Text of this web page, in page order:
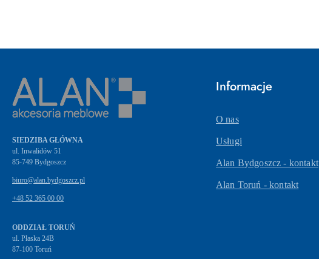
SIEDZIBA GŁÓWNA
ul. Inwalidów 51
biuro@alan.bydgoszcz.pl
+48 52 365 00 00
ODDZIAŁ TORUŃ
ul. Płaska 24B
87-100 Toruń
Informacje
O nas
Usługi
Alan Bydgoszcz - kontakt
Alan Toruń - kontakt